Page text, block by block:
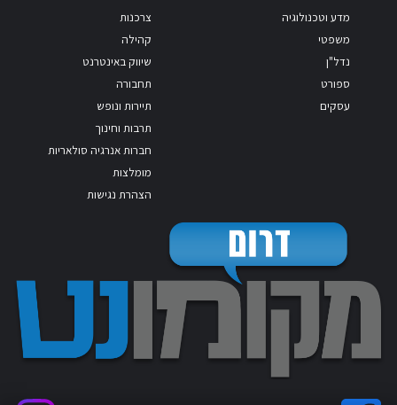
מדע וטכנולוגיה
משפטי
נדל"ן
ספורט
עסקים
צרכנות
קהילה
שיווק באינטרנט
תחבורה
תיירות ונופש
תרבות וחינוך
חברות אנרגיה סולאריות
מומלצות
הצהרת נגישות